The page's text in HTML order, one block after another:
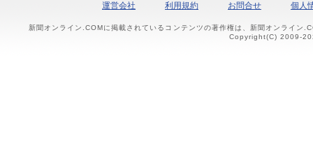
運営会社 利用規約 お問合せ 個人
新聞オンライン.COMに掲載されているコンテンツの著作権は、新聞オンライン
Copyright(C) 2009-